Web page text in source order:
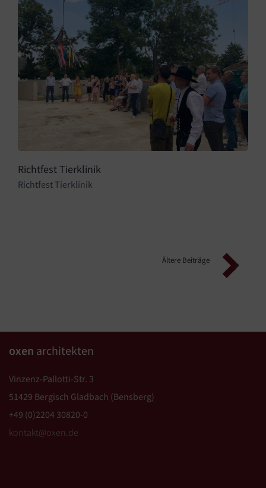
Richtfest Tierklinik
Richtfest Tierklinik
Ältere Beiträge
oxen architekten
Vinzenz-Pallotti-Str. 3
51429 Bergisch Gladbach (Bensberg)
+49 (0)2204 30820-0
kontakt@oxen.de